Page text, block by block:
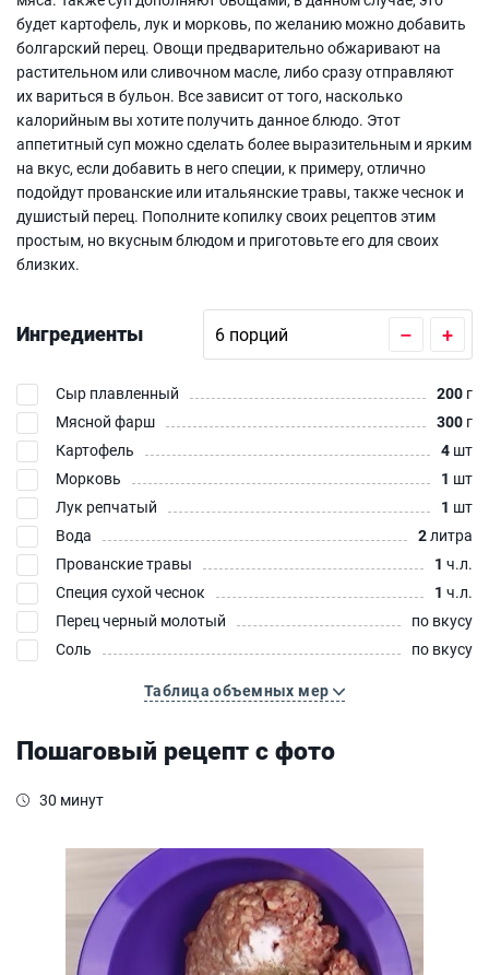
будет картофель, лук и морковь, по желанию можно добавить
болгарский перец. Овощи предварительно обжаривают на
растительном или сливочном масле, либо сразу отправляют
их вариться в бульон. Все зависит от того, насколько
калорийным вы хотите получить данное блюдо. Этот
аппетитный суп можно сделать более выразительным и ярким
на вкус, если добавить в него специи, к примеру, отлично
подойдут прованские или итальянские травы, также чеснок и
душистый перец. Пополните копилку своих рецептов этим
простым, но вкусным блюдом и приготовьте его для своих
близких.
Ингредиенты – +
Сыр плавленный 200 г
Мясной фарш
300 г
Картофель
4 шт
Морковь
1 шт
Лук репчатый
1 шт
Вода
2литра
Прованские травы
1 ч.л.
Специя сухой чеснок
1 ч.л.
Перец черный молотый
по вкусу
Соль
по вкусу
Таблица объемных мер
Пошаговый рецепт с фото
30 минут